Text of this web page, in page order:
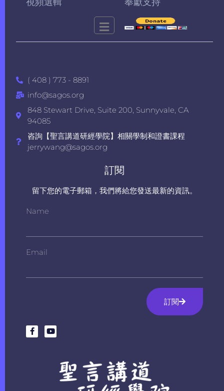
( 408 ) 773 - 8891
info@sagos.org
848 Stewart Drive, Suite 200, Sunnyvale, CA
94085
咨詢【聖言講道研經學院】相關學制和證書課程
jerrywang@sagos.org
訂閱
留下您的電子郵箱，我們將給您發送最新的資訊。
Name
Email
訂閱